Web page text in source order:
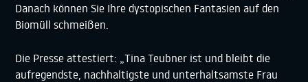
Danach können Sie Ihre dystopischen Fantasien auf den
Biomüll schmeißen.
Die Presse attestiert: „Tina Teubner ist und bleibt die
aufregendste, nachhaltigste und unterhaltsamste Frau